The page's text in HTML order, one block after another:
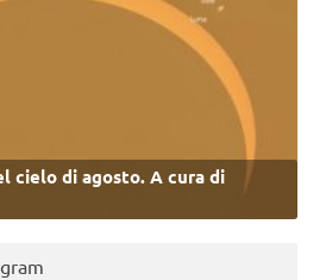
cielo di agosto. A cura di